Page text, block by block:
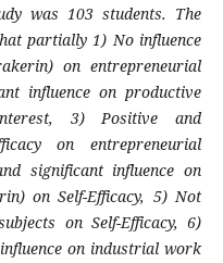
was 103 students. The
partially 1) No influence
on entrepreneurial
influence on productive
3) Positive and
on entrepreneurial
significant influence on
on Self-Efficacy, 5) Not
on Self-Efficacy, 6)
on industrial work